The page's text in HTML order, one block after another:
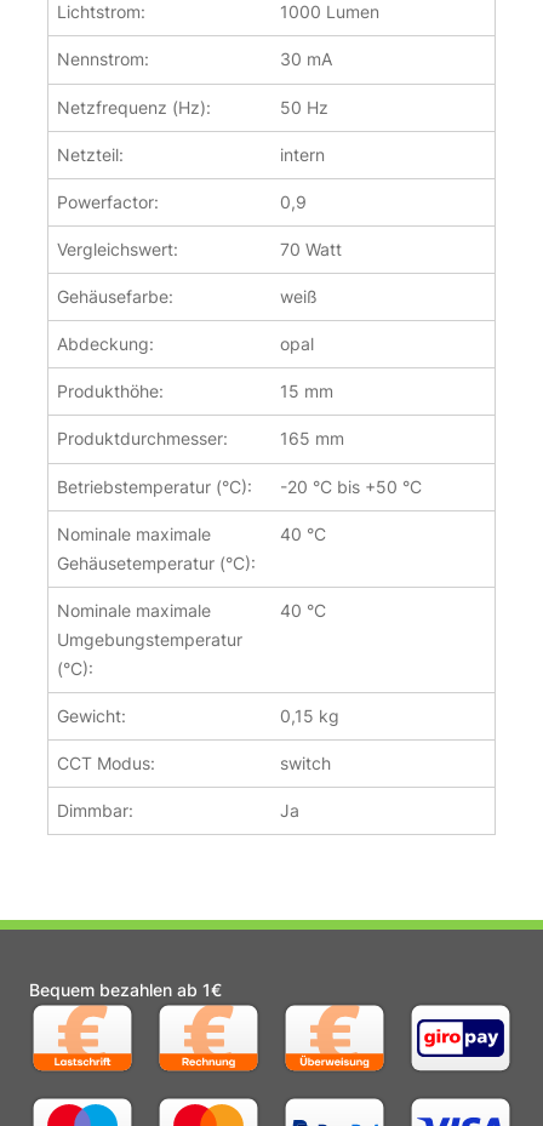
Lichtstrom: 1000 Lumen
Nennstrom: 30 mA
Netzfrequenz (Hz): 50 Hz
Netzteil: intern
Powerfactor: 0,9
Vergleichswert: 70 Watt
Gehäusefarbe: weiß
Abdeckung: opal
Produkthöhe: 15 mm
Produktdurchmesser: 165 mm
Betriebstemperatur (°C): -20 °C bis +50 °C
Nominale maximale
Gehäusetemperatur (°C):
40 °C
Nominale maximale
Umgebungstemperatur
(°C):
40 °C
Gewicht: 0,15 kg
CCT Modus: switch
Dimmbar: Ja
Bequem bezahlen ab 1€